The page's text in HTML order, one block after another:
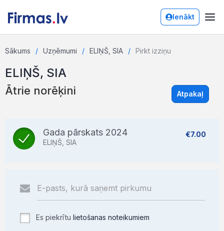
Ienākt
Sākums Uzņēmumi ELIŅŠ, SIA Pirkt izziņu
ELIŅŠ, SIA
Ātrie norēķini Atpakaļ
Gada pārskats 2024
ELIŅŠ, SIA
€7.00
Es piekrītu lietošanas noteikumiem